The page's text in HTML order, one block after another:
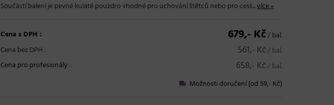
Součástí balení je pevné kulaté pouzdro vhodné pro uchování štětců nebo pro cest...více »
Cena s DPH : 679,- Kč/ bal.
Cena bez DPH :
561,- Kč/ bal.
Cena pro profesionály: 658,- Kč/ bal.
Možnosti doručení (od 59,- Kč)